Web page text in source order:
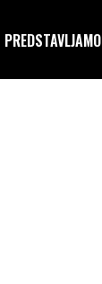
PREDSTAVLJAMO